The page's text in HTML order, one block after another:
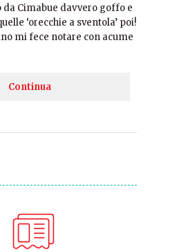
da Cimabue davvero goffo e
‘orecchie a sventola’ poi!
mi fece notare con acume
Continua